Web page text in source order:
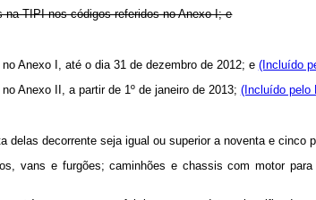
TIPI nos códigos referidos no Anexo I; e
Anexo I, até o dia 31 de dezembro de 2012; e (Incluído
Anexo II, a partir de 1º de janeiro de 2013; (Incluído pelo
decorrente seja igual ou superior a noventa e cinco
vans e furgões; caminhões e chassis com motor